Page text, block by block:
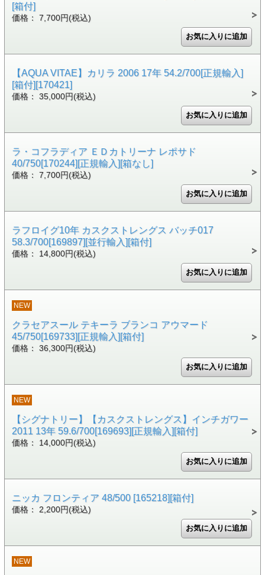
[箱付]
価格： 7,700円(税込)
【AQUA VITAE】カリラ 2006 17年 54.2/700[正規輸入]
[箱付][170421]
価格： 35,000円(税込)
ラ・コフラディア ＥＤカトリーナ レポサド
40/750[170244][正規輸入][箱なし]
価格： 7,700円(税込)
ラフロイグ10年 カスクストレングス バッチ017
58.3/700[169897][並行輸入][箱付]
価格： 14,800円(税込)
NEW
クラセアスール テキーラ ブランコ アウマード
45/750[169733][正規輸入][箱付]
価格： 36,300円(税込)
NEW
【シグナトリー】【カスクストレングス】インチガワー
2011 13年 59.6/700[169693][正規輸入][箱付]
価格： 14,000円(税込)
ニッカ フロンティア 48/500 [165218][箱付]
価格： 2,200円(税込)
NEW